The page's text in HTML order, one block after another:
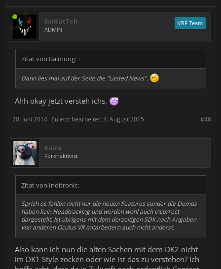
SolKutTeR
ADMIN
VRF Team
Zitat von Balmung: ↑
Dann lies mal auf der Seite die "Lasted News".
Ahh okay jetzt versteh ichs.
#46
20. Juni 2014 Zuletzt bearbeitet: 3. August 2015
Kaira
Forenaktivist
Zitat von Inditronic: ↑
Sprich es fehlen nicht nur die neuen Features sonder die Demos
haben kein Headtracking und werden wohl auch incorrect
dargestellt. Ist übrigens mit dem derzeitigen SDK nach Angaben
von anderen Oculus VR mitarbeitern auch nicht anderst.
Also kann ich nun die alten Sachen mit dem DK2 nicht
im DK1 Style zocken oder wie ist das zu verstehen? Ich